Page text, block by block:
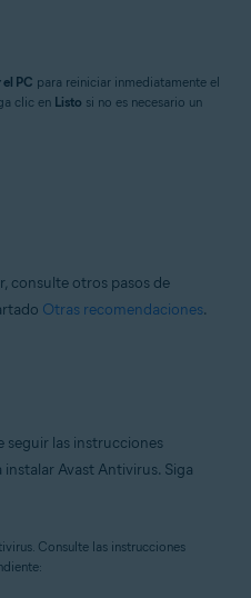
PC para reiniciar inmediatamente el
clic en Listo si no es necesario un
consulte otros pasos de
Otras recomendaciones.
seguir las instrucciones
Avast Antivirus. Siga
Consulte las instrucciones